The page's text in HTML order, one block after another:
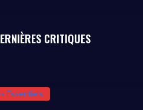
CRITIQUES
Essentiels